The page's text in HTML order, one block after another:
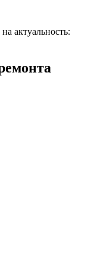
актуальность: